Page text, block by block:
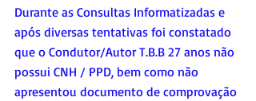
Durante as Consultas Informatizadas e
após diversas tentativas foi constatado
que o Condutor/Autor T.B.B 27 anos não
possui CNH / PPD, bem como não
apresentou documento de comprovação